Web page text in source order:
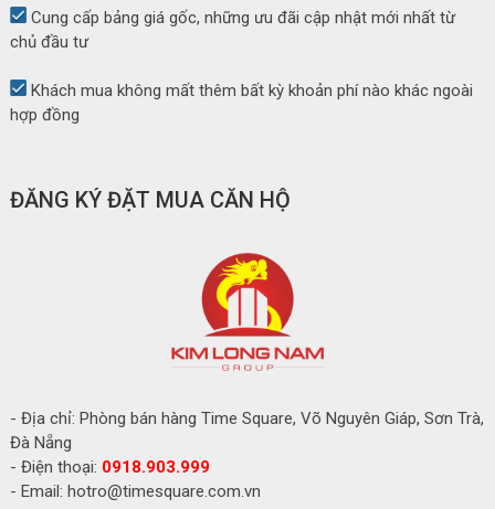
Cung cấp bảng giá gốc, những ưu đãi cập nhật mới nhất từ
chủ đầu tư
Khách mua không mất thêm bất kỳ khoản phí nào khác ngoài
hợp đồng
ĐĂNG KÝ ĐẶT MUA CĂN HỘ
- Địa chỉ: Phòng bán hàng Time Square, Võ Nguyên Giáp, Sơn Trà,
Đà Nẵng
- Điện thoại: 0918.903.999
- Email: hotro@timesquare.com.vn